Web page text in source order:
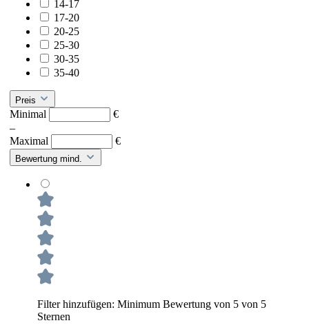
14-17
17-20
20-25
25-30
30-35
35-40
Preis
Minimal
€
–
Maximal
€
Bewertung mind.
Filter hinzufügen: Minimum Bewertung von 5 von 5
Sternen